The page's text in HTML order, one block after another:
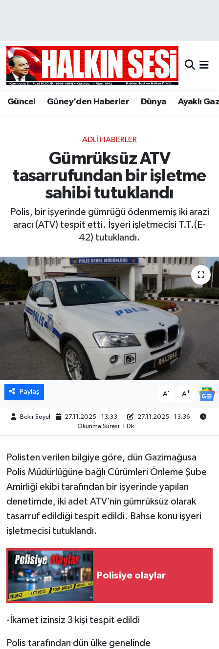
Güncel Güney'den Haberler Dünya Ayaklı
ADLI HABERLER
Gümrüksüz ATV
tasarrufundan bir işletme
sahibi tutuklandı
Polis, bir işyerinde gümrüğü ödenmemiş iki arazi
aracı (ATV) tespit etti. İşyeri işletmecisi T.T.(E-
42) tutuklandı.
Paylaş A- A+
Bekir Soyel 27.11.2025 - 13:33
27.11.2025 - 13:36
Okunma Süresi: 1 Dk
Polisten verilen bilgiye göre, dün Gazimağusa
Polis Müdürlüğüne bağlı Cürümleri Önleme Şube
Amirliği ekibi tarafından bir işyerinde yapılan
denetimde, iki adet ATV’nin gümrüksüz olarak
tasarruf edildiği tespit edildi. Bahse konu işyeri
işletmecisi tutuklandı.
Polisiye olaylar
-İkamet izinsiz 3 kişi tespit edildi
Polis tarafından dün ülke genelinde
Hava Durumu
Trafik Durumu
Tüm Manşetler
Son Dakika Haberleri
Haber Arşivi